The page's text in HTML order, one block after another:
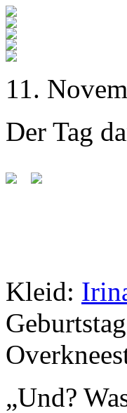
11.
Der Tag
Kleid:
„Und?